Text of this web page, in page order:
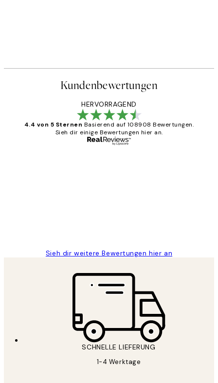
Kundenbewertungen
HERVORRAGEND
4.4 von 5 Sternen Basierend auf 108908 Bewertungen.
Sieh dir einige Bewertungen hier an.
Sieh dir weitere Bewertungen hier an
SCHNELLE LIEFERUNG
1-4 Werktage